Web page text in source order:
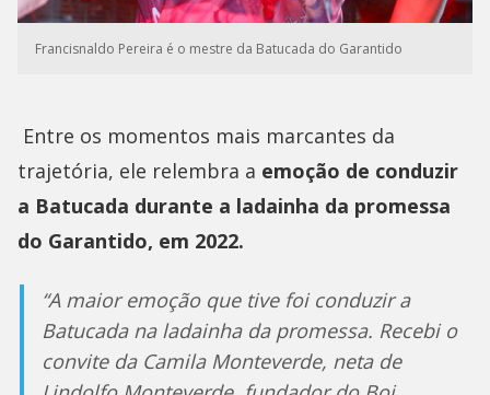
Francisnaldo Pereira é o mestre da Batucada do Garantido
Entre os momentos mais marcantes da
trajetória, ele relembra a emoção de conduzir
a Batucada durante a ladainha da promessa
do Garantido, em 2022.
“A maior emoção que tive foi conduzir a
Batucada na ladainha da promessa. Recebi o
convite da Camila Monteverde, neta de